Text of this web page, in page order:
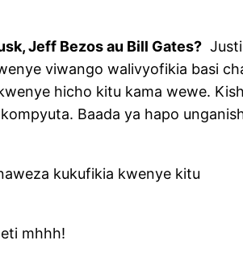
Jeff Bezos au Bill Gates?
viwango walivyofikia basi
hicho kitu kama wewe.
Baada ya hapo
kukufikia kwenye kitu
mhhh!